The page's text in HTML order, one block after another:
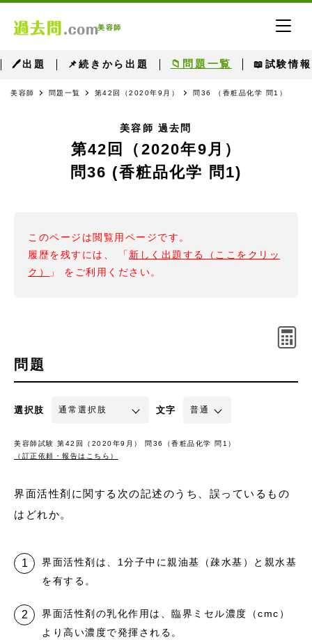
美容師
🖊出題 📌続きから出題 📁問題一覧 📖試験情報
美容師 問題一覧 第42回（2020年9月） 問36 （香粧品化学 問1）
美容師 過去問
第42回（2020年9月）
問36 (香粧品化学 問1)
このページは閲覧用ページです。
履歴を残すには、 「 新しく出題する（ここをクリッ
ク）
」 をご利用ください。
問題
選択肢 文字
美容師試験 第42回（2020年9月） 問36（香粧品化学 問1）
（訂正依頼・報告はこちら）
界面活性剤に関する次の記述のうち、誤っているもの
はどれか。
界面活性剤は、1分子中に親油基（疎水基）と親水基
を有する。
界面活性剤の乳化作用は、臨界ミセル濃度（cmc）
より高い濃度で発揮される。